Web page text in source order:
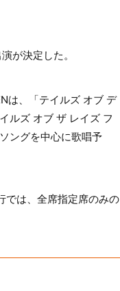
が決定した。
は、「テイルズ オブ デ
ルズ オブ ザ レイズ フ
ングを中心に歌唱予
では、全席指定席のみの